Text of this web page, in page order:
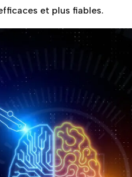
et plus fiables.